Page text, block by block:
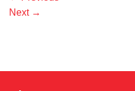
Next →